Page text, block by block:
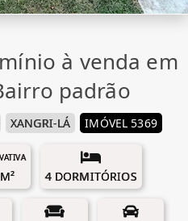
à venda em
padrão
XANGRI-LÁ IMÓVEL 5369
4 DORMITÓRIOS